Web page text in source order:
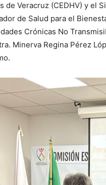
de Veracruz (CEDHV) y el
de Salud para el
Crónicas No
Minerva Regina Pérez